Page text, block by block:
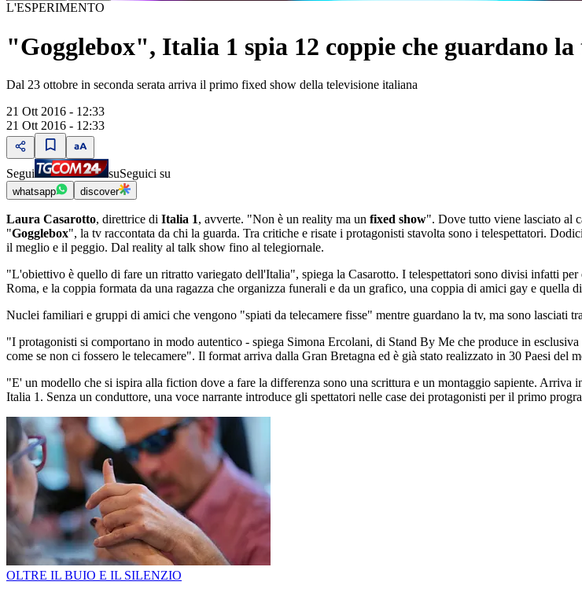
L'ESPERIMENTO
"Gogglebox", Italia 1 spia 12 coppie che guardano la
Dal 23 ottobre in seconda serata arriva il primo fixed show della televisione italiana
21 Ott 2016 - 12:33
21 Ott 2016 - 12:33
Segui suSeguici su
whatsapp discover
Laura Casarotto, direttrice di Italia 1, avverte. "Non è un reality ma un fixed show". Dove tutto viene lasciato al
"Gogglebox", la tv raccontata da chi la guarda. Tra critiche e risate i protagonisti stavolta sono i telespettatori.
il meglio e il peggio. Dal reality al talk show fino al telegiornale.
"L'obiettivo è quello di fare un ritratto variegato dell'Italia", spiega la Casarotto. I telespettatori sono divisi infatti
Roma, e la coppia formata da una ragazza che organizza funerali e da un grafico, una coppia di amici gay e quella
Nuclei familiari e gruppi di amici che vengono "spiati da telecamere fisse" mentre guardano la tv, ma sono lasciati
"I protagonisti si comportano in modo autentico - spiega Simona Ercolani, di Stand By Me che produce in
come se non ci fossero le telecamere". Il format arriva dalla Gran Bretagna ed è già stato realizzato in 30 Paesi del
"E' un modello che si ispira alla fiction dove a fare la differenza sono una scrittura e un montaggio sapiente.
Italia 1. Senza un conduttore, una voce narrante introduce gli spettatori nelle case dei protagonisti per il primo
OLTRE IL BUIO E IL SILENZIO